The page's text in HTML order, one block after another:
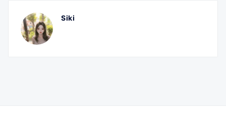
Siki